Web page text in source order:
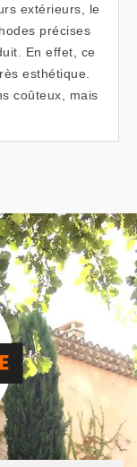
extérieurs, le
précises
En effet, ce
esthétique.
coûteux, mais